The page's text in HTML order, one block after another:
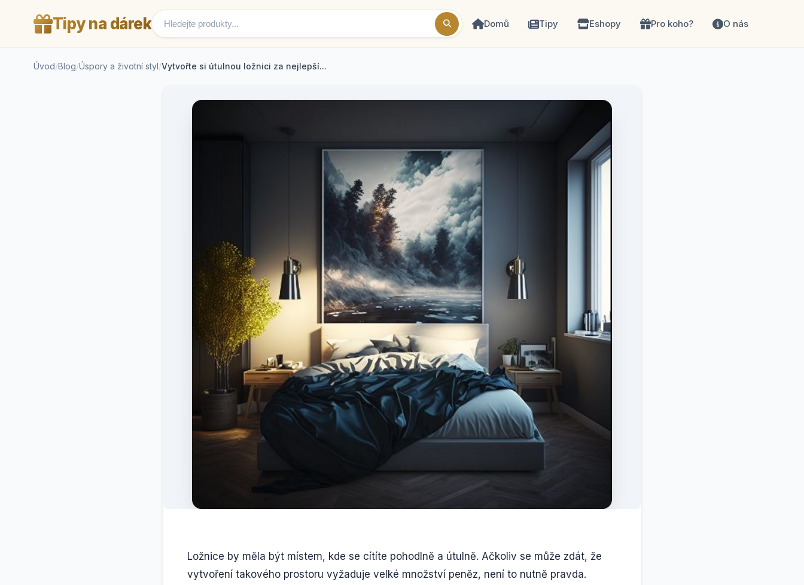
Tipy na dárek Domů Tipy Eshopy Pro koho? O nás
Úvod/Blog/Úspory a životní styl/Vytvořte si útulnou ložnici za nejlepší...
Ložnice by měla být místem, kde se cítíte pohodlně a útulně. Ačkoliv se může zdát, že
vytvoření takového prostoru vyžaduje velké množství peněz, není to nutně pravda.